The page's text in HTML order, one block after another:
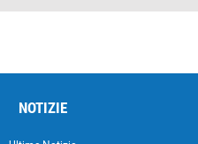
NOTIZIE